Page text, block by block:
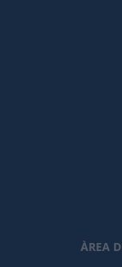
ÀREA